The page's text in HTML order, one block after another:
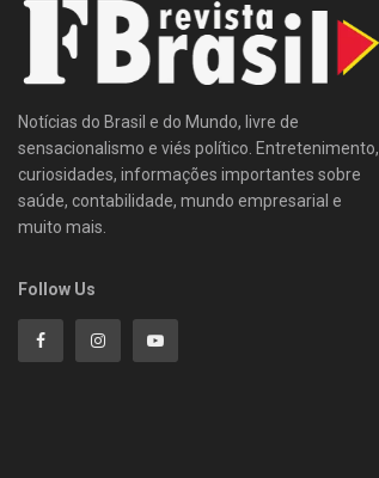
Notícias do Brasil e do Mundo, livre de
sensacionalismo e viés político. Entretenimento,
curiosidades, informações importantes sobre
saúde, contabilidade, mundo empresarial e
muito mais.
Follow Us